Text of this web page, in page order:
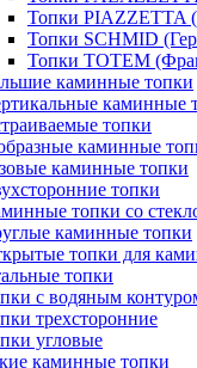
Топки PIAZZETTA
Топки SCHMID
Топки TOTEM
каминные топки
каминные
топки
каминные
каминные топки
топки
топки со
каминные топки
топки для
топки
с водяным
трехсторонние
угловые
каминные топки